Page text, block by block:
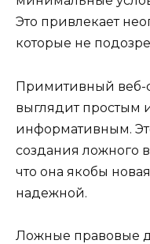
Это привлекает
которые не
Примитивный веб-
выглядит простым
информативным.
создания ложного
что она якобы
надежной.
Ложные правовые